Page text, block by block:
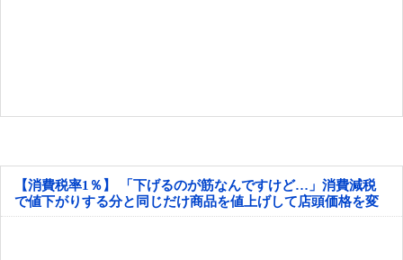
【消費税率1％】 「下げるのが筋なんですけど…」消費減税
で値下がりする分と同じだけ商品を値上げして店頭価格を変
えない店も